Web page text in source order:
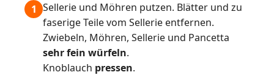
1 Sellerie und Möhren putzen. Blätter und zu
faserige Teile vom Sellerie entfernen.
Zwiebeln, Möhren, Sellerie und Pancetta
sehr fein würfeln.
Knoblauch pressen.